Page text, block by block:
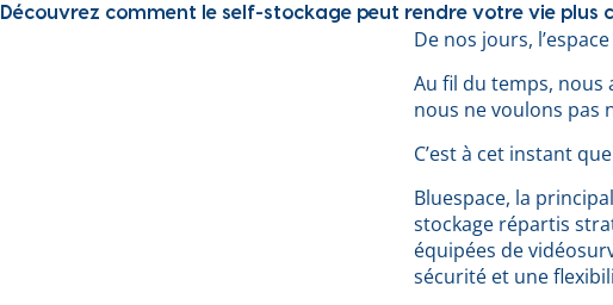
Découvrez comment le self-stockage peut rendre votre vie plus
De nos jours,
Au fil du temps, nous
nous ne voulons pas
C’est à cet instant
Bluespace, la
stockage répartis
équipées de
sécurité et une